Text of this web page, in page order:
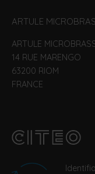
ARTULE
ARTULE
14 RUE MARENGO
63200 RIOM
FRANCE